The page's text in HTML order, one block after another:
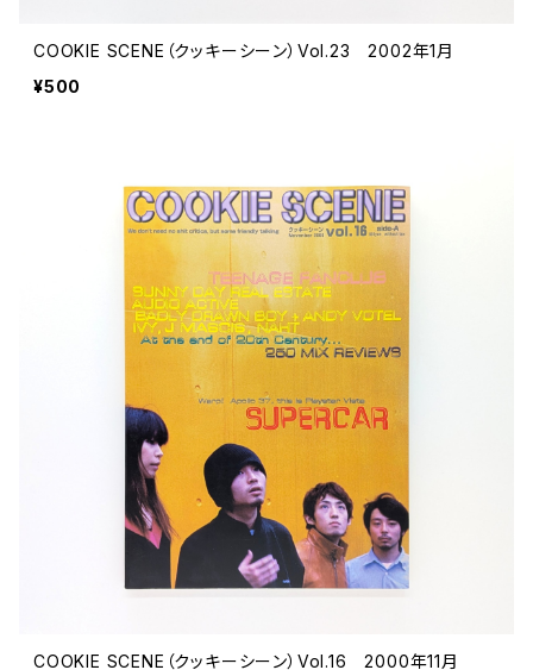
COOKIE SCENE（クッキーシーン）Vol.23 2002年1月
¥500
COOKIE SCENE（クッキーシーン）Vol.16 2000年11月